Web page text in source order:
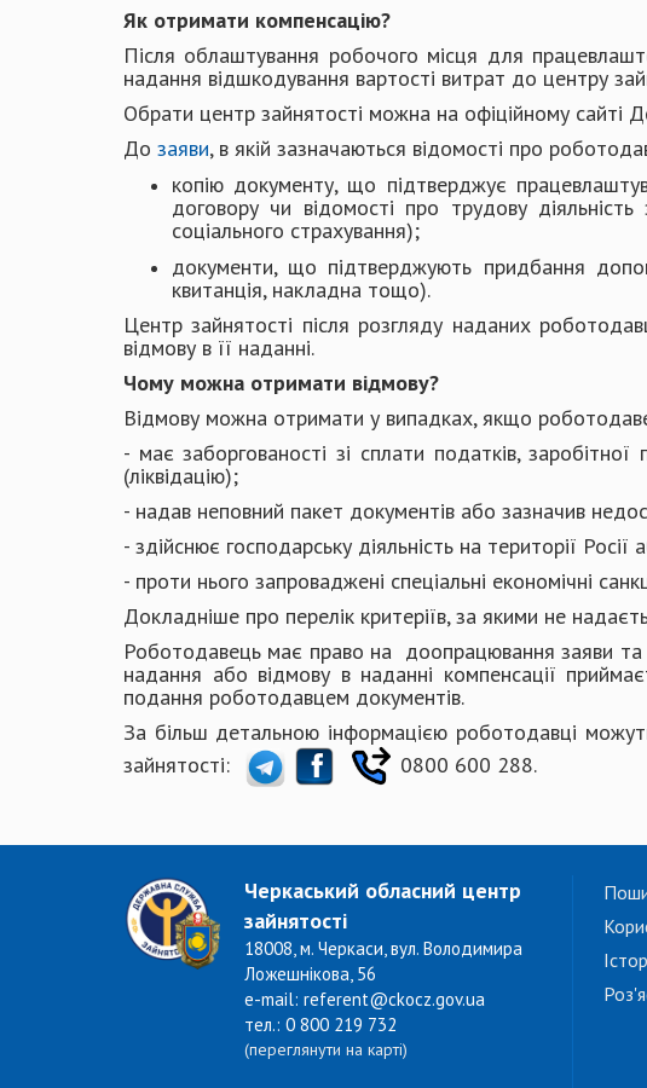
Як отримати компенсацію?
Після облаштування робочого місця для
надання відшкодування вартості витрат до центру
Обрати центр зайнятості можна на офіційному сайті
До заяви, в якій зазначаються відомості про
копію документу, що підтверджує
договору чи відомості про трудову
соціального страхування);​
документи, що підтверджують придбання
квитанція, накладна тощо).
Центр зайнятості після розгляду наданих
відмову в її наданні.
Чому можна отримати відмову?
Відмову можна отримати у випадках, якщо
- має заборгованості зі сплати податків,
(ліквідацію);
- надав неповний пакет документів або зазначив
- здійснює господарську діяльність на території Росії
- проти нього запроваджені спеціальні економічні
Докладніше про перелік критеріїв, за якими не
Роботодавець має право на доопрацювання заяви та
надання або відмову в наданні компенсації
подання роботодавцем документів.
За більш детальною інформацією роботодавці
зайнятості:
0800 600 288.
Черкаський обласний центр
зайнятості
18008, м. Черкаси, вул. Володимира
Ложешнікова, 56
e-mail: referent@ckocz.gov.ua
тел.: 0 800 219 732
(переглянути на карті)